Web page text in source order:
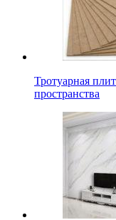
Тротуарная
пространства